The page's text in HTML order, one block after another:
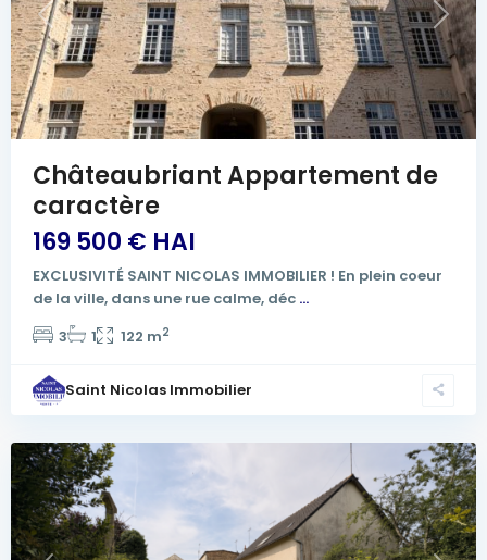
Previous Next
Châteaubriant Appartement de
caractère
169 500 € HAI
EXCLUSIVITÉ SAINT NICOLAS IMMOBILIER ! En plein coeur
de la ville, dans une rue calme, déc ...
3
1 122 m2
Saint Nicolas Immobilier